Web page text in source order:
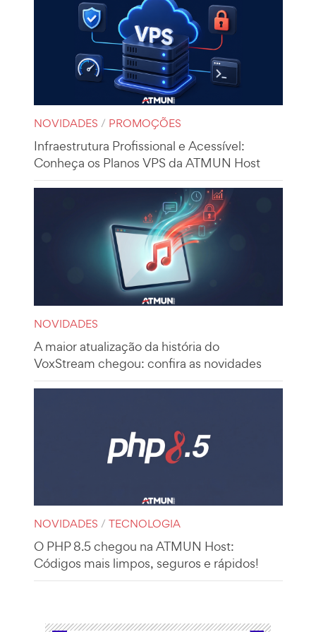
NOVIDADES / PROMOÇÕES
Infraestrutura Profissional e Acessível:
Conheça os Planos VPS da ATMUN Host
NOVIDADES
A maior atualização da história do
VoxStream chegou: confira as novidades
NOVIDADES / TECNOLOGIA
O PHP 8.5 chegou na ATMUN Host:
Códigos mais limpos, seguros e rápidos!